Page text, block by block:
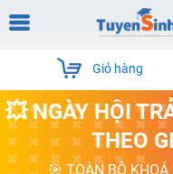
Giỏ hàng
💥 NGÀY HỘI
THEO
🎯 TOÀN BỘ